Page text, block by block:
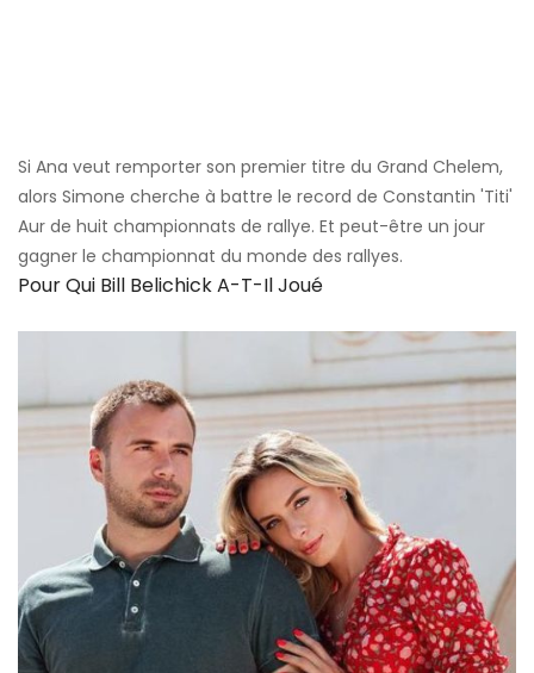
Si Ana veut remporter son premier titre du Grand Chelem,
alors Simone cherche à battre le record de Constantin 'Titi'
Aur de huit championnats de rallye. Et peut-être un jour
gagner le championnat du monde des rallyes.
Pour Qui Bill Belichick A-T-Il Joué